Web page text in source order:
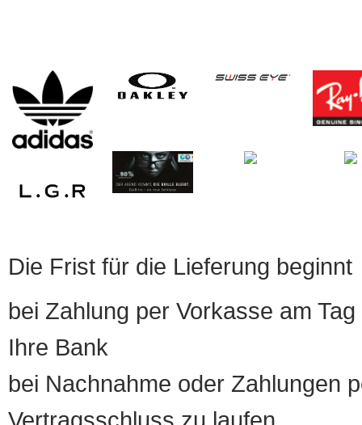
Die Frist für die Lieferung beginnt
bei Zahlung per Vorkasse am
Ihre Bank
bei Nachnahme oder Zahlungen